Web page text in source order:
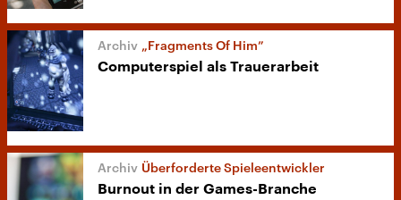
„Fragments Of Him”
Computerspiel als Trauerarbeit
Überforderte Spieleentwickler
Burnout in der Games-Branche